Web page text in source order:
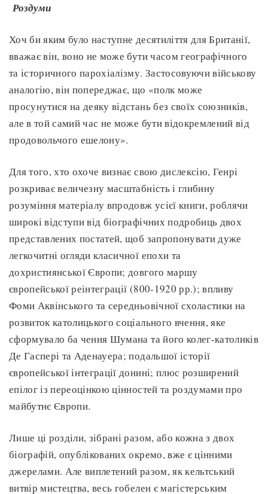
Роздуми
Хоч би яким було наступне десятиліття для Британії,
вважає він, воно не може бути часом географічного
та історичного парохіалізму. Застосовуючи військову
аналогію, він попереджає, що «полк може
просунутися на деяку відстань без своїх союзників,
але в той самий час не може бути відокремлений від
продовольчого ешелону».
Для того, хто охоче визнає свою дислексію, Генрі
розкриває величезну масштабність і глибину
розуміння матеріалу впродовж усієї книги, роблячи
широкі відступи від біографічних подробиць двох
представлених постатей, щоб запропонувати дуже
легкочитні огляди класичної епохи та
дохристиянської Європи; довгого маршу
європейської реінтеграції (800-1920 рр.); впливу
Фоми Аквінського та середньовічної схоластики на
розвиток католицького соціального вчення, яке
сформувало ба чення Шумана та його колег-католиків
Де Гаспері та Аденауера; подальшої історії
європейської інтеграції донині; плюс розширений
епілог із переоцінкою цінностей та роздумами про
майбутнє Європи.
Лише ці розділи, зібрані разом, або кожна з двох
біографій, опублікованих окремо, вже є цінними
джерелами. Але виплетений разом, як кельтський
витвір мистецтва, весь гобелен є магістерським